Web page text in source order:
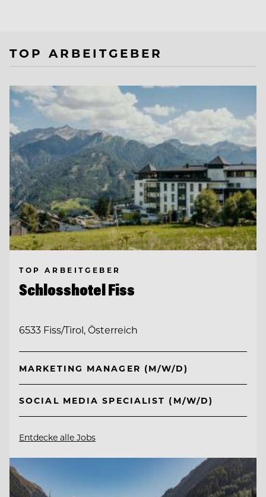
TOP ARBEITGEBER
TOP ARBEITGEBER
Schlosshotel Fiss
6533 Fiss/Tirol, Österreich
MARKETING MANAGER (M/W/D)
SOCIAL MEDIA SPECIALIST (M/W/D)
Entdecke alle Jobs